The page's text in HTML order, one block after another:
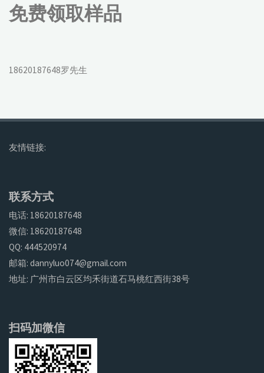
免费领取样品
18620187648罗先生
友情链接:
联系方式
电话: 18620187648
微信: 18620187648
QQ: 444520974
邮箱: dannyluo074@gmail.com
地址: 广州市白云区均禾街道石马桃红西街38号
扫码加微信